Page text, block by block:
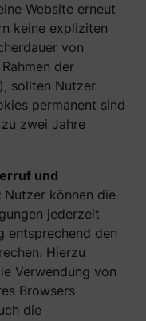
Website erneut
keine expliziten
von
der
sollten Nutzer
permanent sind
zwei Jahre
und
Nutzer können die
jederzeit
entsprechend den
Hierzu
Verwendung von
Browsers
die